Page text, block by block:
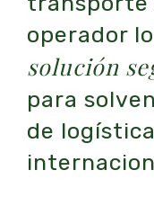
operador
solución
para
de